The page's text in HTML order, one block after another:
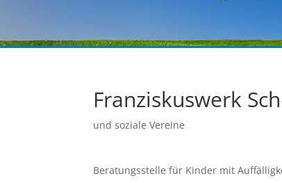
Franziskuswerk
und soziale Vereine
Beratungsstelle für Kinder mit